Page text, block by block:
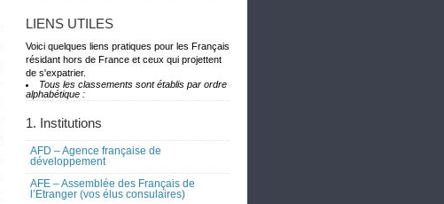
LIENS UTILES
Voici quelques liens pratiques pour les Français
résidant hors de France et ceux qui projettent
de s'expatrier.
Tous les classements sont établis par ordre
alphabétique :
1. Institutions
AFD – Agence française de
développement
AFE – Assemblée des Français de
l’Etranger (vos élus consulaires)